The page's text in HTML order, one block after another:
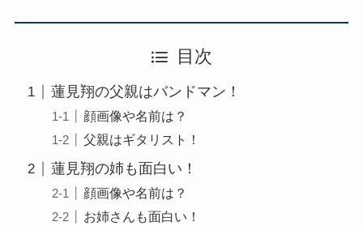
目次
蓮見翔の父親はバンドマン！
顔画像や名前は？
父親はギタリスト！
蓮見翔の姉も面白い！
顔画像や名前は？
お姉さんも面白い！